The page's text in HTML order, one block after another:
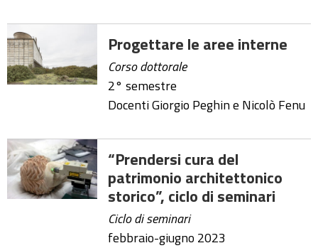
Progettare le aree interne
Corso dottorale
2° semestre
Docenti Giorgio Peghin e Nicolò Fenu
“Prendersi cura del
patrimonio architettonico
storico”, ciclo di seminari
Ciclo di seminari
febbraio-giugno 2023